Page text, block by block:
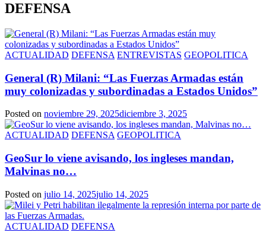
DEFENSA
ACTUALIDAD DEFENSA ENTREVISTAS GEOPOLITICA
General (R) Milani: “Las Fuerzas Armadas están
muy colonizadas y subordinadas a Estados Unidos”
Posted on noviembre 29, 2025diciembre 3, 2025
ACTUALIDAD DEFENSA GEOPOLITICA
GeoSur lo viene avisando, los ingleses mandan,
Malvinas no…
Posted on julio 14, 2025julio 14, 2025
ACTUALIDAD DEFENSA